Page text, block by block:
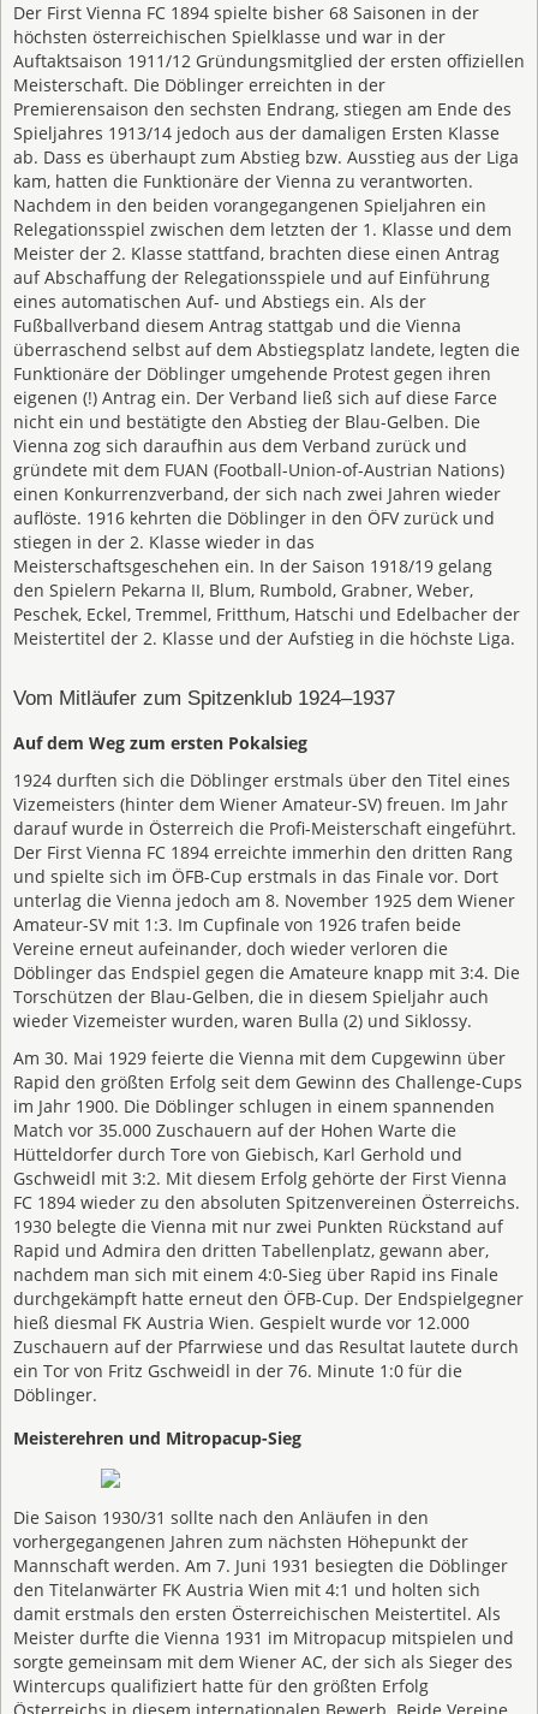
Der First Vienna FC 1894 spielte bisher 68 Saisonen in der
höchsten österreichischen Spielklasse und war in der
Auftaktsaison 1911/12 Gründungsmitglied der ersten offiziellen
Meisterschaft. Die Döblinger erreichten in der
Premierensaison den sechsten Endrang, stiegen am Ende des
Spieljahres 1913/14 jedoch aus der damaligen Ersten Klasse
ab. Dass es überhaupt zum Abstieg bzw. Ausstieg aus der Liga
kam, hatten die Funktionäre der Vienna zu verantworten.
Nachdem in den beiden vorangegangenen Spieljahren ein
Relegationsspiel zwischen dem letzten der 1. Klasse und dem
Meister der 2. Klasse stattfand, brachten diese einen Antrag
auf Abschaffung der Relegationsspiele und auf Einführung
eines automatischen Auf- und Abstiegs ein. Als der
Fußballverband diesem Antrag stattgab und die Vienna
überraschend selbst auf dem Abstiegsplatz landete, legten die
Funktionäre der Döblinger umgehende Protest gegen ihren
eigenen (!) Antrag ein. Der Verband ließ sich auf diese Farce
nicht ein und bestätigte den Abstieg der Blau-Gelben. Die
Vienna zog sich daraufhin aus dem Verband zurück und
gründete mit dem FUAN (Football-Union-of-Austrian Nations)
einen Konkurrenzverband, der sich nach zwei Jahren wieder
auflöste. 1916 kehrten die Döblinger in den ÖFV zurück und
stiegen in der 2. Klasse wieder in das
Meisterschaftsgeschehen ein. In der Saison 1918/19 gelang
den Spielern Pekarna II, Blum, Rumbold, Grabner, Weber,
Peschek, Eckel, Tremmel, Fritthum, Hatschi und Edelbacher der
Meistertitel der 2. Klasse und der Aufstieg in die höchste Liga.
Vom Mitläufer zum Spitzenklub 1924–1937
Auf dem Weg zum ersten Pokalsieg
1924 durften sich die Döblinger erstmals über den Titel eines
Vizemeisters (hinter dem Wiener Amateur-SV) freuen. Im Jahr
darauf wurde in Österreich die Profi-Meisterschaft eingeführt.
Der First Vienna FC 1894 erreichte immerhin den dritten Rang
und spielte sich im ÖFB-Cup erstmals in das Finale vor. Dort
unterlag die Vienna jedoch am 8. November 1925 dem Wiener
Amateur-SV mit 1:3. Im Cupfinale von 1926 trafen beide
Vereine erneut aufeinander, doch wieder verloren die
Döblinger das Endspiel gegen die Amateure knapp mit 3:4. Die
Torschützen der Blau-Gelben, die in diesem Spieljahr auch
wieder Vizemeister wurden, waren Bulla (2) und Siklossy.
Am 30. Mai 1929 feierte die Vienna mit dem Cupgewinn über
Rapid den größten Erfolg seit dem Gewinn des Challenge-Cups
im Jahr 1900. Die Döblinger schlugen in einem spannenden
Match vor 35.000 Zuschauern auf der Hohen Warte die
Hütteldorfer durch Tore von Giebisch, Karl Gerhold und
Gschweidl mit 3:2. Mit diesem Erfolg gehörte der First Vienna
FC 1894 wieder zu den absoluten Spitzenvereinen Österreichs.
1930 belegte die Vienna mit nur zwei Punkten Rückstand auf
Rapid und Admira den dritten Tabellenplatz, gewann aber,
nachdem man sich mit einem 4:0-Sieg über Rapid ins Finale
durchgekämpft hatte erneut den ÖFB-Cup. Der Endspielgegner
hieß diesmal FK Austria Wien. Gespielt wurde vor 12.000
Zuschauern auf der Pfarrwiese und das Resultat lautete durch
ein Tor von Fritz Gschweidl in der 76. Minute 1:0 für die
Döblinger.
Meisterehren und Mitropacup-Sieg
Die Saison 1930/31 sollte nach den Anläufen in den
vorhergegangenen Jahren zum nächsten Höhepunkt der
Mannschaft werden. Am 7. Juni 1931 besiegten die Döblinger
den Titelanwärter FK Austria Wien mit 4:1 und holten sich
damit erstmals den ersten Österreichischen Meistertitel. Als
Meister durfte die Vienna 1931 im Mitropacup mitspielen und
sorgte gemeinsam mit dem Wiener AC, der sich als Sieger des
Wintercups qualifiziert hatte für den größten Erfolg